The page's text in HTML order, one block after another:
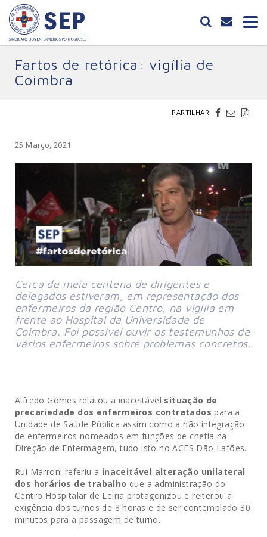
Fartos de retórica: vigília de
Coimbra
PARTILHAR
25 Março, 2021
Cerca de meia centena de dirigentes e
delegados estiveram, em representação dos
enfermeiros da região Centro, na vigília em
frente ao Hospital da Universidade de
Coimbra. Foi possível ouvir os testemunhos de
vários enfermeiros sobre problemas concretos.
Alfredo Gomes relatou a inaceitável situação de
precariedade dos enfermeiros contratados para a
Unidade de Saúde Pública assim como a não integração
de enfermeiros nomeados em funções de chefia na
Direção de Enfermagem, tudo isto no ACES Dão Lafões.
Rui Marroni referiu a inaceitável alteração unilateral
dos horários de trabalho que a administração do
Centro Hospitalar de Leiria protagonizou e reiterou a
exigência dos turnos de 8 horas e de ser contemplado 30
minutos para a passagem de turno.